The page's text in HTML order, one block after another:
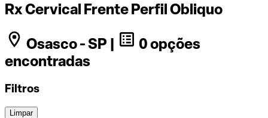
Rx Cervical Frente Perfil Obliquo
Osasco - SP |
0 opções
encontradas
Filtros
Limpar